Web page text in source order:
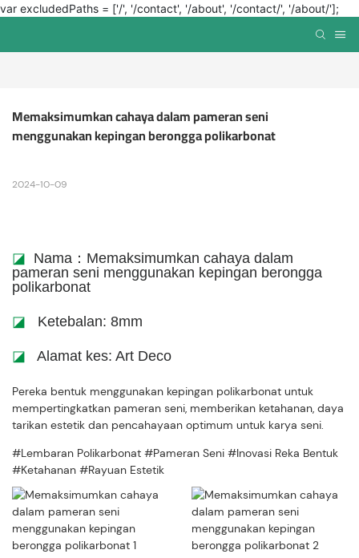
var excludedPaths = ['/', '/contact', '/about', '/contact/', '/about/'];
Memaksimumkan cahaya dalam pameran seni
menggunakan kepingan berongga polikarbonat
2024-10-09
◪ Nama：Memaksimumkan cahaya dalam
pameran seni menggunakan kepingan berongga
polikarbonat
◪ Ketebalan: 8mm
◪ Alamat kes: Art Deco
Pereka bentuk menggunakan kepingan polikarbonat untuk
mempertingkatkan pameran seni, memberikan ketahanan, daya
tarikan estetik dan pencahayaan optimum untuk karya seni.
#Lembaran Polikarbonat #Pameran Seni #Inovasi Reka Bentuk
#Ketahanan #Rayuan Estetik